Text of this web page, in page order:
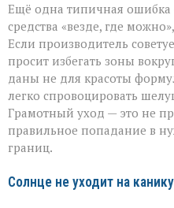
Ещё одна типичная ошибка
средства «везде, где
Если производитель
просит избегать зоны
даны не для красоты
легко спровоцировать
Грамотный уход — это не
правильное попадание в
границ.
Солнце не уходит на